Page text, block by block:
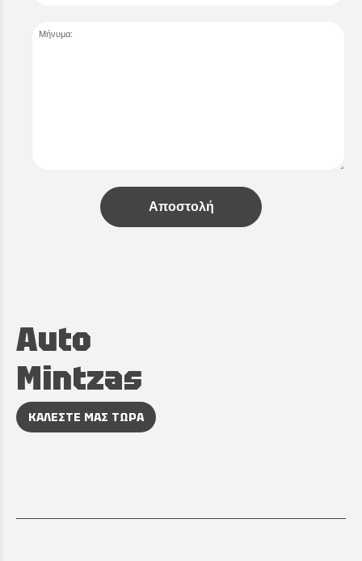
Μήνυμα:
Αποστολή
Auto
Mintzas
ΚΑΛΕΣΤΕ ΜΑΣ ΤΩΡΑ